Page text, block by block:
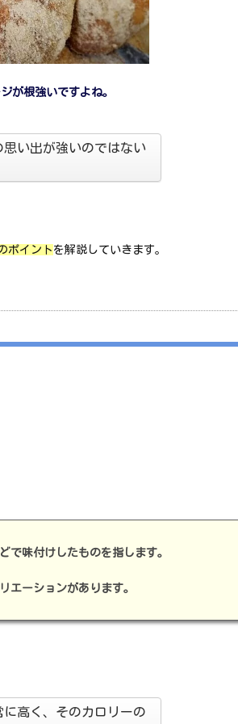
が根強いですよね。
い出が強いのではない
ポイント を解説していきます。
で味付けしたものを指します。
エーションがあります。
高く、そのカロリーの